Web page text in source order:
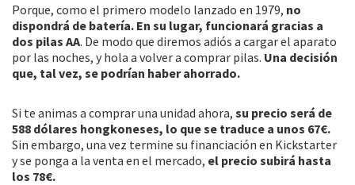
Porque, como el primero modelo lanzado en 1979, no
dispondrá de batería. En su lugar, funcionará gracias a
dos pilas AA. De modo que diremos adiós a cargar el aparato
por las noches, y hola a volver a comprar pilas. Una decisión
que, tal vez, se podrían haber ahorrado.
Si te animas a comprar una unidad ahora, su precio será de
588 dólares hongkoneses, lo que se traduce a unos 67€.
Sin embargo, una vez termine su financiación en Kickstarter
y se ponga a la venta en el mercado, el precio subirá hasta
los 78€.